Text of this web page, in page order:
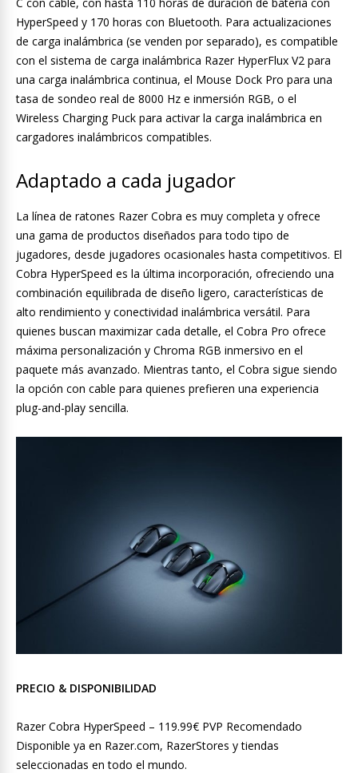
C con cable, con hasta 110 horas de duración de batería con
HyperSpeed y 170 horas con Bluetooth. Para actualizaciones
de carga inalámbrica (se venden por separado), es compatible
con el sistema de carga inalámbrica Razer HyperFlux V2 para
una carga inalámbrica continua, el Mouse Dock Pro para una
tasa de sondeo real de 8000 Hz e inmersión RGB, o el
Wireless Charging Puck para activar la carga inalámbrica en
cargadores inalámbricos compatibles.
Adaptado a cada jugador
La línea de ratones Razer Cobra es muy completa y ofrece
una gama de productos diseñados para todo tipo de
jugadores, desde jugadores ocasionales hasta competitivos. El
Cobra HyperSpeed es la última incorporación, ofreciendo una
combinación equilibrada de diseño ligero, características de
alto rendimiento y conectividad inalámbrica versátil. Para
quienes buscan maximizar cada detalle, el Cobra Pro ofrece
máxima personalización y Chroma RGB inmersivo en el
paquete más avanzado. Mientras tanto, el Cobra sigue siendo
la opción con cable para quienes prefieren una experiencia
plug-and-play sencilla.
PRECIO & DISPONIBILIDAD
Razer Cobra HyperSpeed – 119.99€ PVP Recomendado
Disponible ya en Razer.com, RazerStores y tiendas
seleccionadas en todo el mundo.